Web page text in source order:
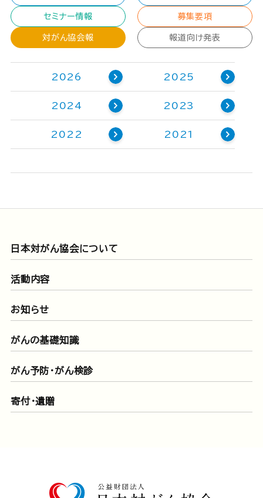
セミナー情報 募集要項
対がん協会報 報道向け発表
2026 2025
2024 2023
2022 2021
日本対がん協会について
活動内容
お知らせ
がんの基礎知識
がん予防・がん検診
寄付・遺贈